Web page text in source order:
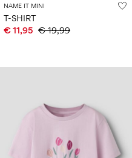
NAME IT MINI
T-SHIRT
€ 11,95 € 19,99